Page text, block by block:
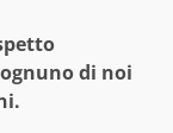
di noi